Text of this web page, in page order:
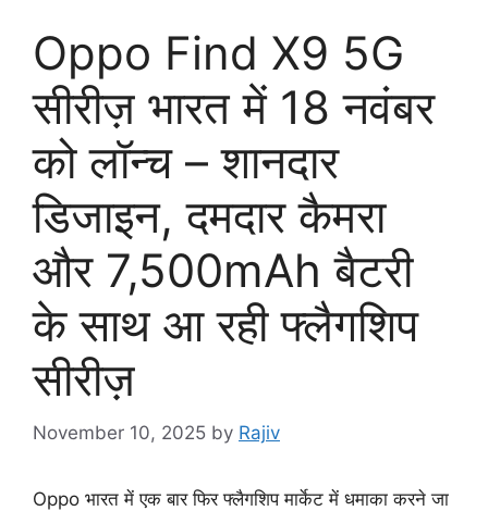
Oppo Find X9 5G
सीरीज़ भारत में 18 नवंबर
को लॉन्च – शानदार
डिजाइन, दमदार कैमरा
और 7,500mAh बैटरी
के साथ आ रही फ्लैगशिप
सीरीज़
November 10, 2025 by Rajiv
Oppo भारत में एक बार फिर फ्लैगशिप मार्केट में धमाका करने जा